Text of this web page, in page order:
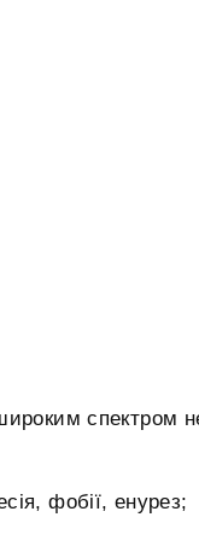
спектром
фобії, енурез;